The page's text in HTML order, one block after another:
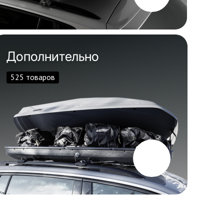
Дополнительно
525 товаров